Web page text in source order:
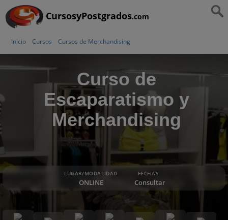
CursosyPostgrados.com
Inicio Cursos Cursos de Merchandising
Curso de
Escaparatismo y
Merchandising
LUGAR/MODALIDAD
ONLINE
FECHAS
Consultar